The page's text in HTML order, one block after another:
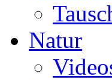
Natur